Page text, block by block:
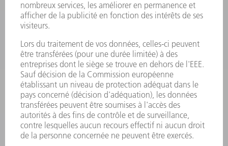
MACHINES & SYSTÈMES
LASER
ELECTRONIQUE DE PUISSANCE
OUTILS ÉLECTRIQUES
SMART FACTORY
LOGICIEL
SERVICES
APPLICATIONS
SECTEURS D'ACTIVITÉ
ENTREPRISE
CARRIÈRE
OFFRES D'EMPLOI
PROFIL DE L'ENTREPRISE
CONSEIL D'ADMINISTRATION